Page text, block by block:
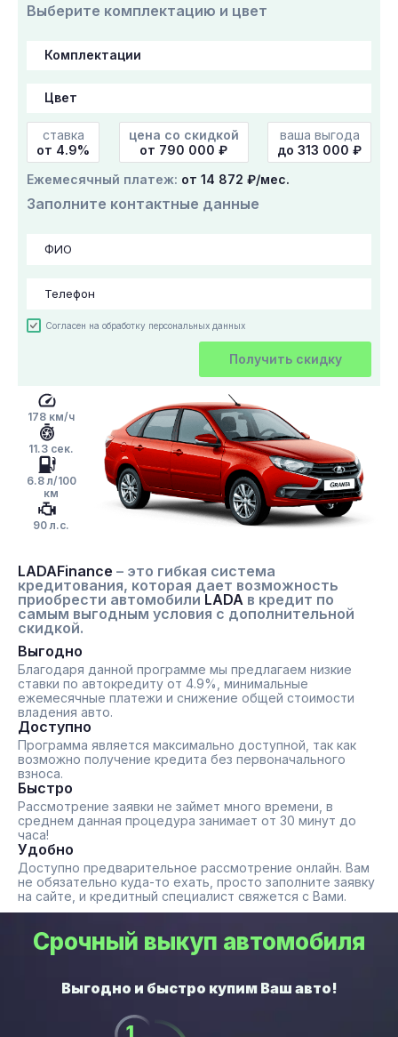
Выберите комплектацию и цвет
ставка
от 4.9%
цена со скидкой
от 790 000 ₽
ваша выгода
до 313 000 ₽
Ежемесячный платеж: от 14 872 ₽/мес.
Заполните контактные данные
Согласен на обработку персональных данных
Получить скидку
178 км/ч
11.3 сек.
6.8 л/100
км
90 л.с.
LADAFinance – это гибкая система
кредитования, которая дает возможность
приобрести автомобилиLADA в кредит по
самым выгодным условия с дополнительной
скидкой.
Выгодно
Благодаря данной программе мы предлагаем низкие
ставки по автокредиту от 4.9%, минимальные
ежемесячные платежи и снижение общей стоимости
владения авто.
Доступно
Программа является максимально доступной, так как
возможно получение кредита без первоначального
взноса.
Быстро
Рассмотрение заявки не займет много времени, в
среднем данная процедура занимает от 30 минут до
часа!
Удобно
Доступно предварительное рассмотрение онлайн. Вам
не обязательно куда-то ехать, просто заполните заявку
на сайте, и кредитный специалист свяжется с Вами.
Срочный выкуп автомобиля